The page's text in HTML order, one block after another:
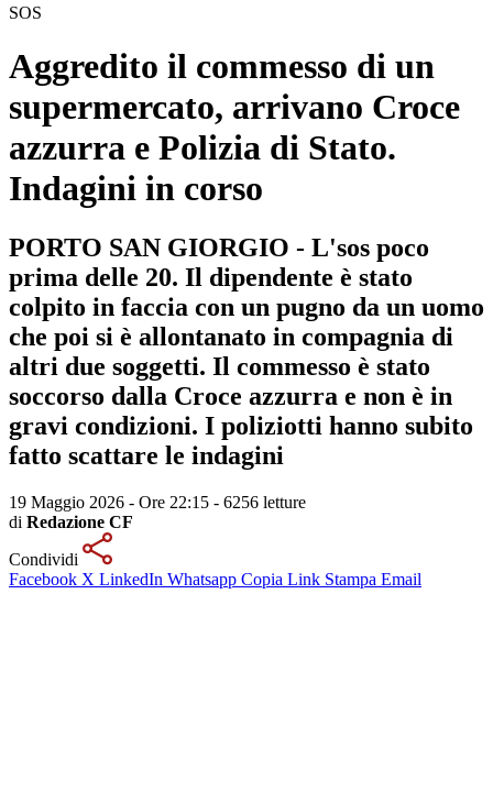
SOS
Aggredito il commesso di un
supermercato, arrivano Croce
azzurra e Polizia di Stato.
Indagini in corso
PORTO SAN GIORGIO - L'sos poco
prima delle 20. Il dipendente è stato
colpito in faccia con un pugno da un uomo
che poi si è allontanato in compagnia di
altri due soggetti. Il commesso è stato
soccorso dalla Croce azzurra e non è in
gravi condizioni. I poliziotti hanno subito
fatto scattare le indagini
19 Maggio 2026 - Ore 22:15 - 6256 letture
di Redazione CF
Condividi
Facebook X LinkedIn Whatsapp Copia Link Stampa Email